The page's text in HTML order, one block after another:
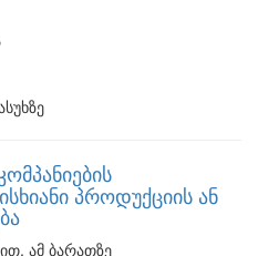
პროდუქციის ან
ამ ბარათზე